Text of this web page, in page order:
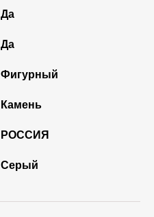
Да
Да
Фигурный
Камень
РОССИЯ
Серый